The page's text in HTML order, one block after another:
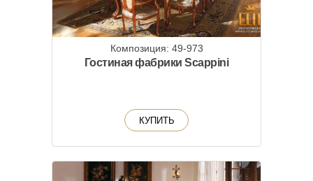
Композиция: 49-973
Гостиная фабрики Scappini
КУПИТЬ